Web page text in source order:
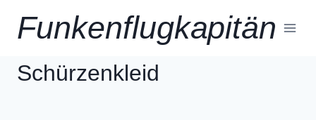
InhaltFunkenflugkapitän
Schürzenkleid